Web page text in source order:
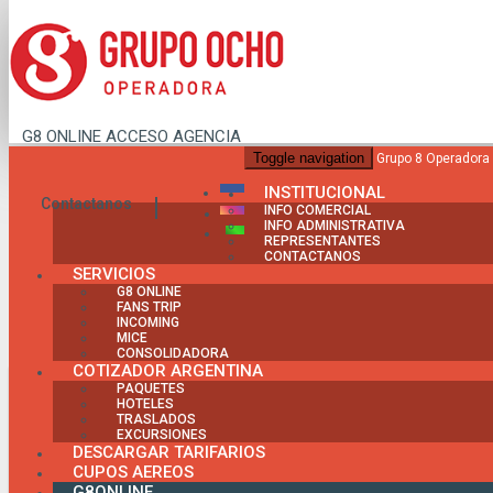
G8 ONLINE ACCESO AGENCIA
Contactanos
Toggle navigation Grupo 8 Operadora
INSTITUCIONAL
INFO COMERCIAL
INFO ADMINISTRATIVA
REPRESENTANTES
CONTACTANOS
SERVICIOS
G8 ONLINE
FANS TRIP
INCOMING
MICE
CONSOLIDADORA
COTIZADOR ARGENTINA
PAQUETES
HOTELES
TRASLADOS
EXCURSIONES
DESCARGAR TARIFARIOS
CUPOS AEREOS
Ciudades
Circuito en Europa hasta Marzo 2027